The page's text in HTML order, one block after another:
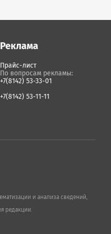
Реклама
Прайс-лист
По вопросам рекламы:
+7(8142) 53-33-01
+7(8142) 53-11-11
и анализа сведений,
редакции.